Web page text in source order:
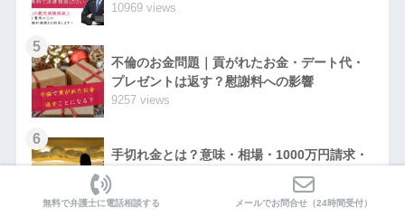
10969 views
5
不倫のお金問題｜貢がれたお金・デート代・
プレゼントは返す？慰謝料への影響
9257 views
6
手切れ金とは？意味・相場・1000万円請求・
6409 views
無料で弁護士に電話相談する メールでお問合せ（24時間受付）